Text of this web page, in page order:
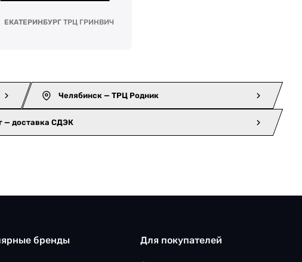
ЕКАТЕРИНБУРГ ТРЦ ГРИНВИЧ
Челябинск — ТРЦ Родник
— доставка СДЭК
бренды Для покупателей